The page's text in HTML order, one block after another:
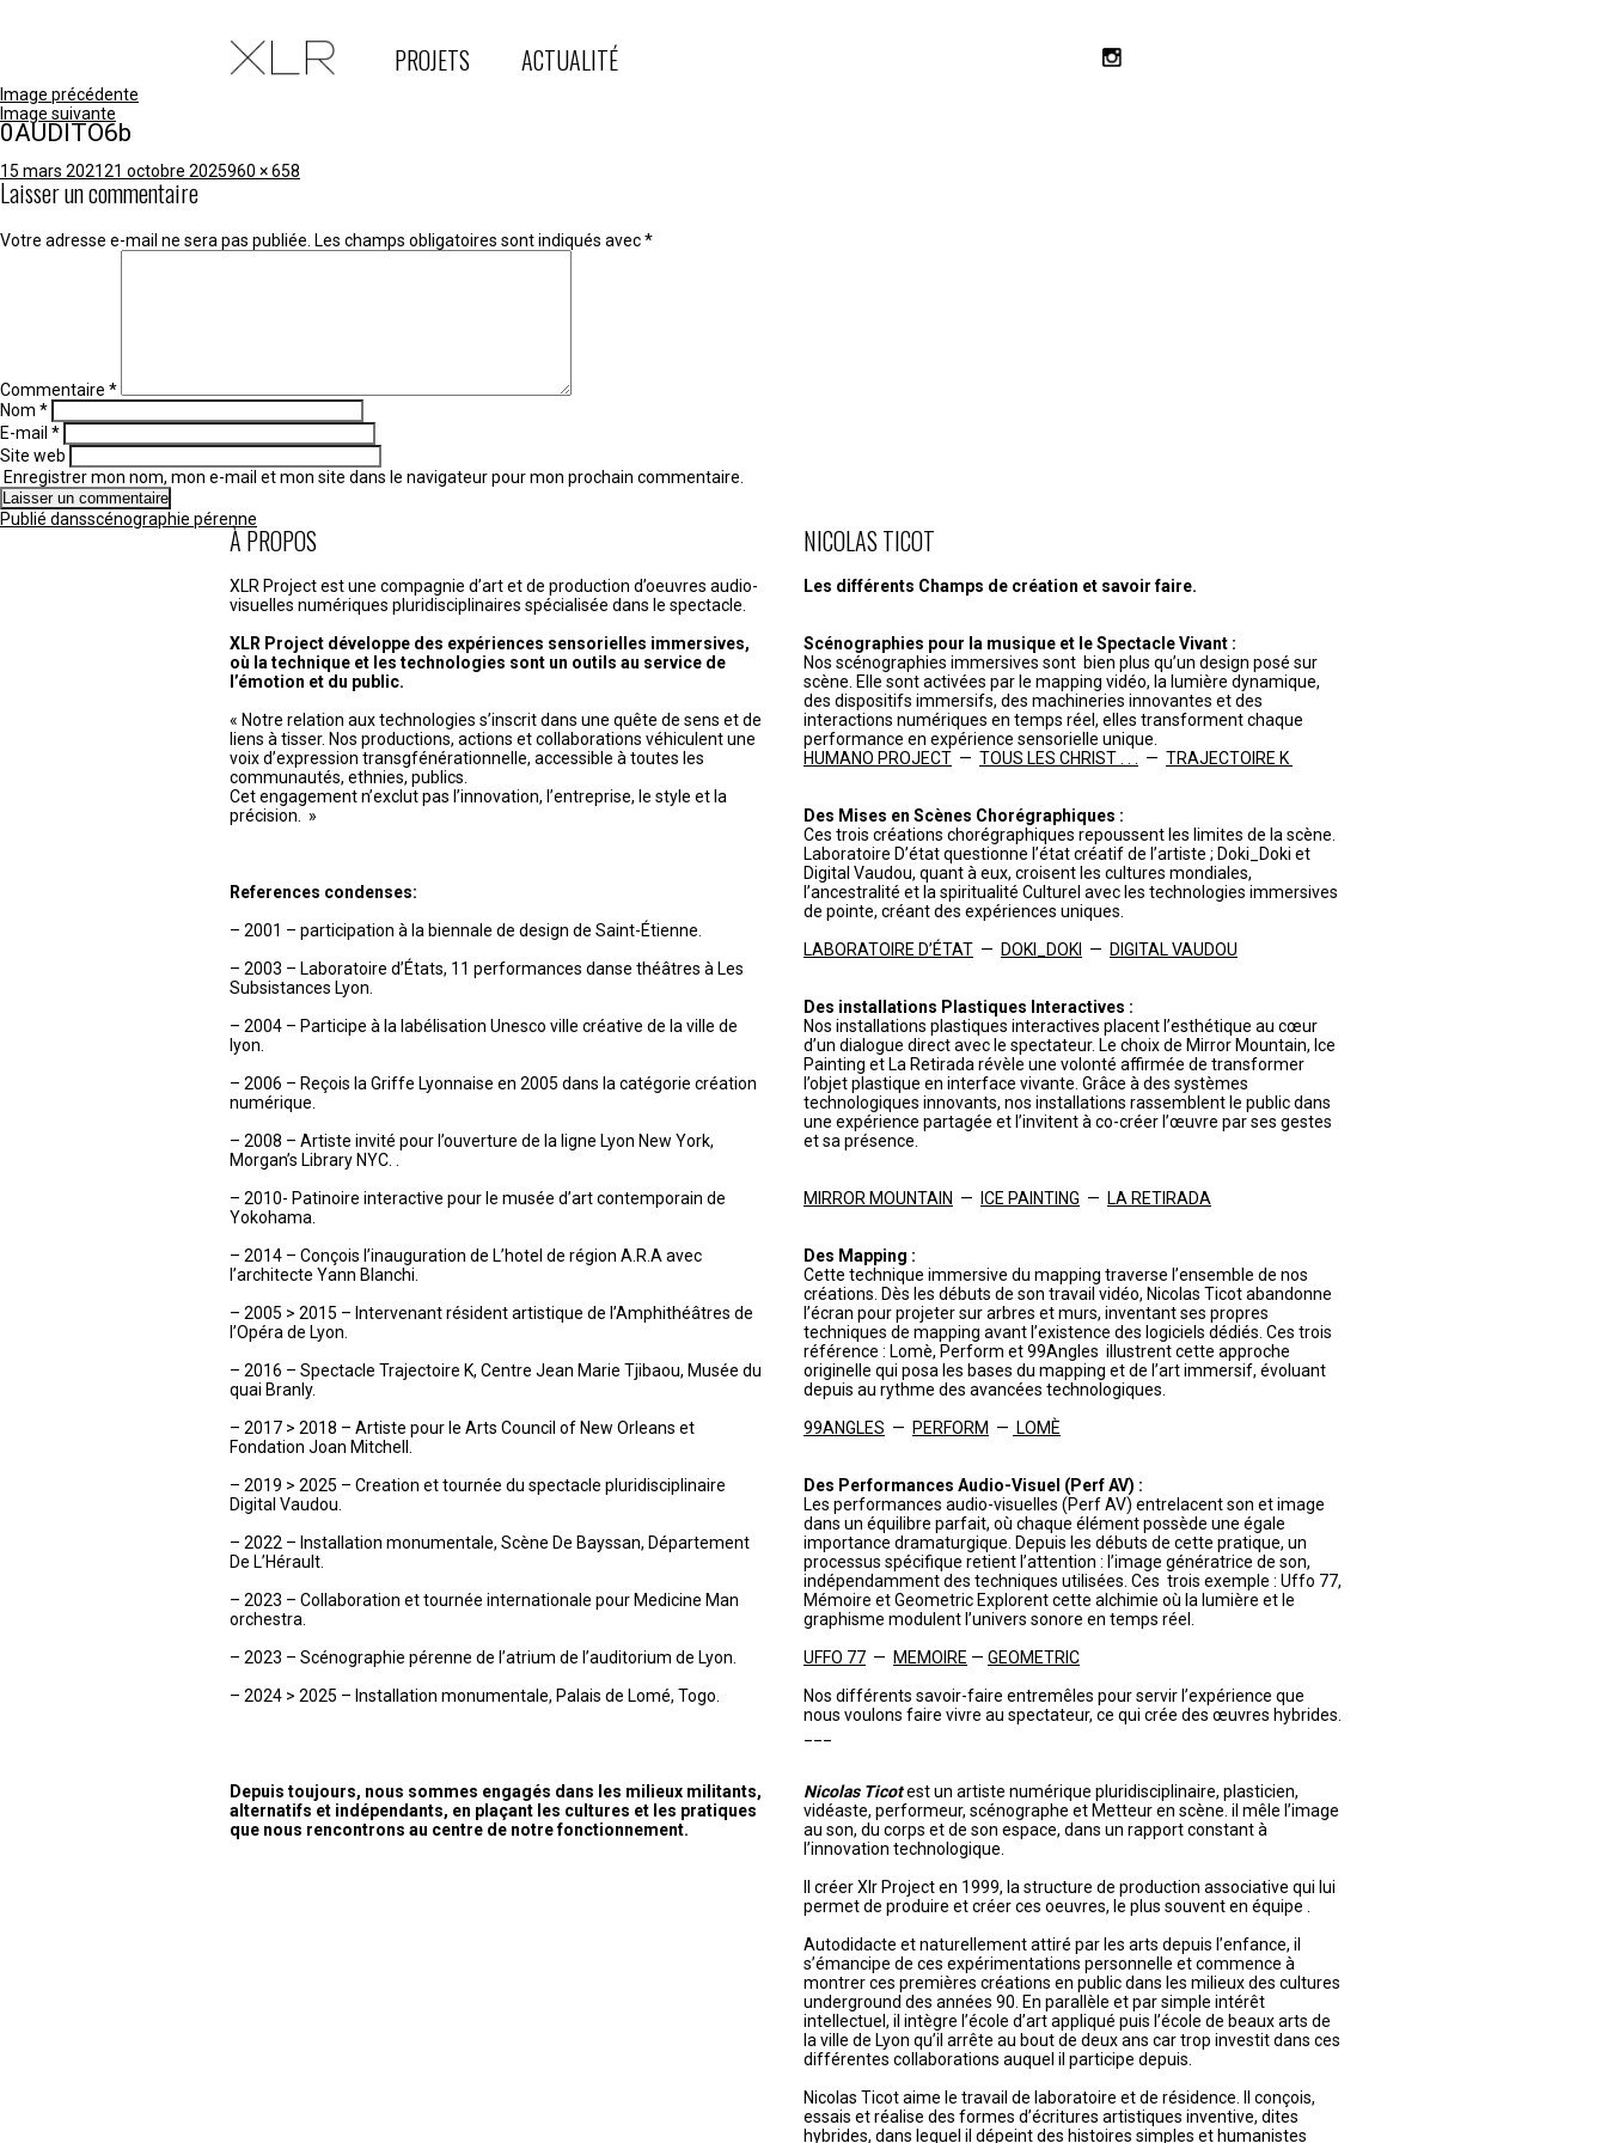
PROJETS ACTUALITÉ
Image précédente
Image suivante
0AUDITO6b
Publié
le
15 mars 202121 octobre 2025Taille
960 × 658
Laisser un commentaire
Votre adresse e-mail ne sera pas publiée. Les champs obligatoires sont indiqués avec*
Commentaire *
Nom *
E-mail *
Site web
Enregistrer mon nom, mon e-mail et mon site dans le navigateur pour mon prochain commentaire.
Navigation
de
Publié dansscénographie pérenne
À PROPOS
XLR Project est une compagnie d’art et de production d’oeuvres audio-
visuelles numériques pluridisciplinaires spécialisée dans le spectacle.
XLR Project développe des expériences sensorielles immersives,
où la technique et les technologies sont un outils au service de
l’émotion et du public.
« Notre relation aux technologies s’inscrit dans une quête de sens et de
liens à tisser. Nos productions, actions et collaborations véhiculent une
voix d’expression transgfénérationnelle, accessible à toutes les
communautés, ethnies, publics.
Cet engagement n’exclut pas l’innovation, l’entreprise, le style et la
précision. »
References condenses:
– 2001 – participation à la biennale de design de Saint-Étienne.
– 2003 – Laboratoire d’États, 11 performances danse théâtres à Les
Subsistances Lyon.
– 2004 – Participe à la labélisation Unesco ville créative de la ville de
lyon.
– 2006 – Reçois la Griffe Lyonnaise en 2005 dans la catégorie création
numérique.
– 2008 – Artiste invité pour l’ouverture de la ligne Lyon New York,
Morgan’s Library NYC. .
– 2010- Patinoire interactive pour le musée d’art contemporain de
Yokohama.
– 2014 – Conçois l’inauguration de L’hotel de région A.R.A avec
l’architecte Yann Blanchi.
– 2005 > 2015 – Intervenant résident artistique de l’Amphithéâtres de
l’Opéra de Lyon.
– 2016 – Spectacle Trajectoire K, Centre Jean Marie Tjibaou, Musée du
quai Branly.
– 2017 > 2018 – Artiste pour le Arts Council of New Orleans et
Fondation Joan Mitchell.
– 2019 > 2025 – Creation et tournée du spectacle pluridisciplinaire
Digital Vaudou.
– 2022 – Installation monumentale, Scène De Bayssan, Département
De L’Hérault.
– 2023 – Collaboration et tournée internationale pour Medicine Man
orchestra.
– 2023 – Scénographie pérenne de l’atrium de l’auditorium de Lyon.
– 2024 > 2025 – Installation monumentale, Palais de Lomé, Togo.
Depuis toujours, nous sommes engagés dans les milieux militants,
alternatifs et indépendants, en plaçant les cultures et les pratiques
que nous rencontrons au centre de notre fonctionnement.
NICOLAS TICOT
Les différents Champs de création et savoir faire.
Scénographies pour la musique et le Spectacle Vivant :
Nos scénographies immersives sont bien plus qu’un design posé sur
scène. Elle sont activées par le mapping vidéo, la lumière dynamique,
des dispositifs immersifs, des machineries innovantes et des
interactions numériques en temps réel, elles transforment chaque
performance en expérience sensorielle unique.
HUMANO PROJECT — TOUS LES CHRIST . . . — TRAJECTOIRE K
Des Mises en Scènes Chorégraphiques :
Ces trois créations chorégraphiques repoussent les limites de la scène.
Laboratoire D’état questionne l’état créatif de l’artiste ; Doki_Doki et
Digital Vaudou, quant à eux, croisent les cultures mondiales,
l’ancestralité et la spiritualité Culturel avec les technologies immersives
de pointe, créant des expériences uniques.
LABORATOIRE D’ÉTAT — DOKI_DOKI — DIGITAL VAUDOU
Des installations Plastiques Interactives :
Nos installations plastiques interactives placent l’esthétique au cœur
d’un dialogue direct avec le spectateur. Le choix de Mirror Mountain, Ice
Painting et La Retirada révèle une volonté affirmée de transformer
l’objet plastique en interface vivante. Grâce à des systèmes
technologiques innovants, nos installations rassemblent le public dans
une expérience partagée et l’invitent à co-créer l’œuvre par ses gestes
et sa présence.
MIRROR MOUNTAIN — ICE PAINTING — LA RETIRADA
Des Mapping :
Cette technique immersive du mapping traverse l’ensemble de nos
créations. Dès les débuts de son travail vidéo, Nicolas Ticot abandonne
l’écran pour projeter sur arbres et murs, inventant ses propres
techniques de mapping avant l’existence des logiciels dédiés. Ces trois
référence : Lomè, Perform et 99Angles illustrent cette approche
originelle qui posa les bases du mapping et de l’art immersif, évoluant
depuis au rythme des avancées technologiques.
99ANGLES — PERFORM — LOMÈ
Des Performances Audio-Visuel (Perf AV) :
Les performances audio-visuelles (Perf AV) entrelacent son et image
dans un équilibre parfait, où chaque élément possède une égale
importance dramaturgique. Depuis les débuts de cette pratique, un
processus spécifique retient l’attention : l’image génératrice de son,
indépendamment des techniques utilisées. Ces trois exemple : Uffo 77,
Mémoire et Geometric Explorent cette alchimie où la lumière et le
graphisme modulent l’univers sonore en temps réel.
UFFO 77 — MEMOIRE — GEOMETRIC
Nos différents savoir-faire entremêles pour servir l’expérience que
nous voulons faire vivre au spectateur, ce qui crée des œuvres hybrides.
Nicolas Ticotest un artiste numérique pluridisciplinaire, plasticien,
vidéaste, performeur, scénographe et Metteur en scène. il mêle l’image
au son, du corps et de son espace, dans un rapport constant à
l’innovation technologique.
Il créer Xlr Project en 1999, la structure de production associative qui lui
permet de produire et créer ces oeuvres, le plus souvent en équipe .
Autodidacte et naturellement attiré par les arts depuis l’enfance, il
s’émancipe de ces expérimentations personnelle et commence à
montrer ces premières créations en public dans les milieux des cultures
underground des années 90. En parallèle et par simple intérêt
intellectuel, il intègre l’école d’art appliqué puis l’école de beaux arts de
la ville de Lyon qu’il arrête au bout de deux ans car trop investit dans ces
différentes collaborations auquel il participe depuis.
Nicolas Ticot aime le travail de laboratoire et de résidence. Il conçois,
essais et réalise des formes d’écritures artistiques inventive, dites
hybrides, dans lequel il dépeint des histoires simples et humanistes